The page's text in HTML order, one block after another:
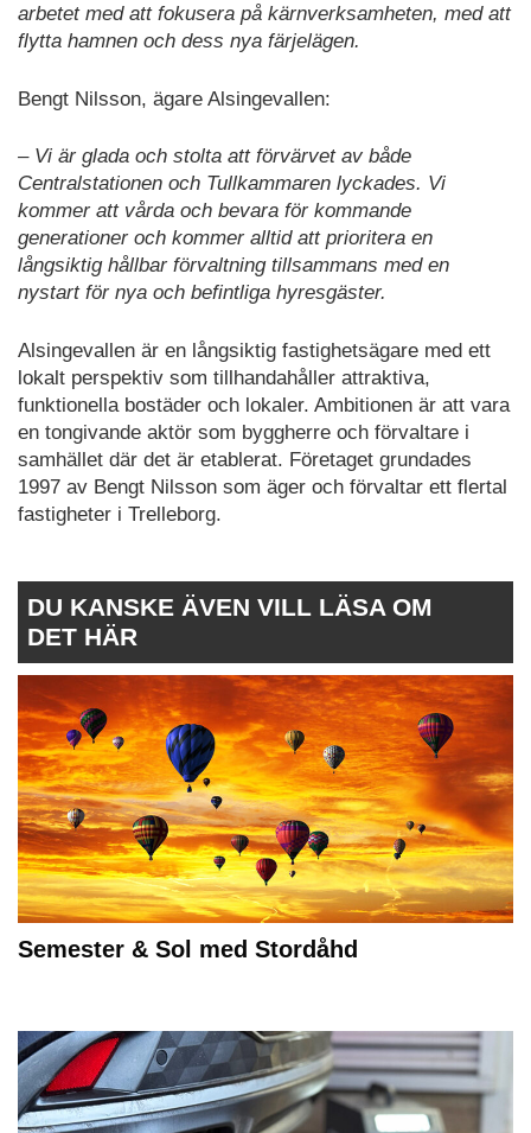
arbetet med att fokusera på kärnverksamheten, med att
flytta hamnen och dess nya färjelägen.
Bengt Nilsson, ägare Alsingevallen:
– Vi är glada och stolta att förvärvet av både
Centralstationen och Tullkammaren lyckades. Vi
kommer att vårda och bevara för kommande
generationer och kommer alltid att prioritera en
långsiktig hållbar förvaltning tillsammans med en
nystart för nya och befintliga hyresgäster.
Alsingevallen är en långsiktig fastighetsägare med ett
lokalt perspektiv som tillhandahåller attraktiva,
funktionella bostäder och lokaler. Ambitionen är att vara
en tongivande aktör som byggherre och förvaltare i
samhället där det är etablerat. Företaget grundades
1997 av Bengt Nilsson som äger och förvaltar ett flertal
fastigheter i Trelleborg.
DU KANSKE ÄVEN VILL LÄSA OM
DET HÄR
Semester & Sol med Stordåhd